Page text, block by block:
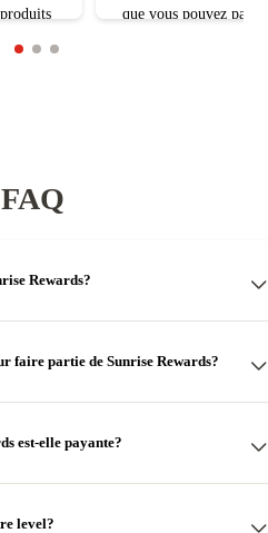
le
que vous pouvez
FAQ
Rewards?
faire partie de Sunrise Rewards?
est-elle payante?
level?